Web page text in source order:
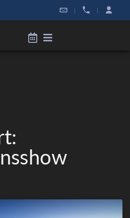
| |